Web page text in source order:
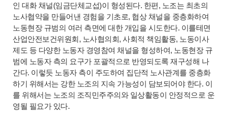
인 대화 채널(임금단체교섭)이 형성된다. 한편, 노조는 최초의
노사협약을 만들어낸 경험을 기초로, 협상 채널을 중층화하여
노동현장 규범의 여러 측면에 대한 개입을 시도한다. 이를테면
산업안전보건위원회, 노사협의회, 사회적 책임활동, 노동이사
제도 등 다양한 노동자 경영참여 채널을 형성하여, 노동현장 규
범에
노동자 측의 요구가 포괄적으로 반영되도록 재구성해 나
간다. 이렇듯 노동자 측이 주도하여 집단적 노사관계를 중층화
하기 위해서는 강한 노조의 지속 가능성이 담보되어야 한다. 이
를 위해서는 노조의 조직민주주의와 일상활동이 안정적으로 운
영될 필요가 있다.